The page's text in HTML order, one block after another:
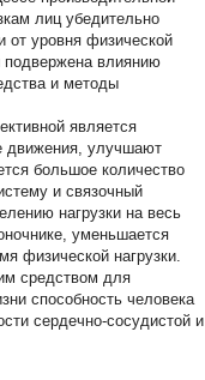
лиц убедительно
от уровня физической
подвержена влиянию
и методы
является
движения, улучшают
большое количество
и связочный
нагрузки на весь
уменьшается
физической нагрузки.
средством для
способность человека
сердечно-сосудистой и